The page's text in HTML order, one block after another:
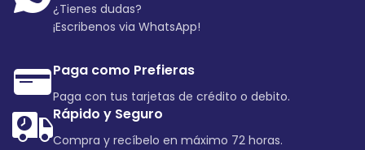
¿Tienes dudas?
¡Escribenos via WhatsApp!
Paga como Prefieras
Paga con tus tarjetas de crédito o debito.
Rápido y Seguro
Compra y recíbelo en máximo 72 horas.